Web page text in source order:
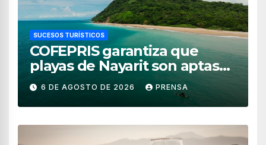
SUCESOS TURÍSTICOS
COFEPRIS garantiza que
playas de Nayarit son aptas
para uso recreativo
6 DE AGOSTO DE 2026 PRENSA